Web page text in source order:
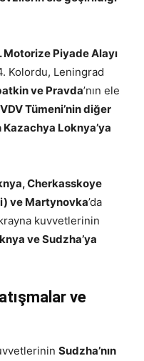
Motorize Piyade Alayı
Kolordu, Leningrad
ve Pravda’nın ele
Tümeni’nin diğer
Kazachya Loknya’ya
Cherkasskoye
ve Martynovka’da
kuvvetlerinin
ve Sudzha’ya
ve
Sudzha’nın